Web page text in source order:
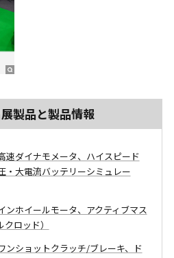
製品と製品情報
速ダイナモメータ、ハイスピード
・大電流バッテリーシミュレー
ンホイールモータ、アクティブマス
ロッド）
ンショットクラッチ/ブレーキ、ド